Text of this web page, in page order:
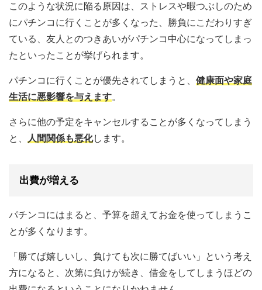
このような状況に陥る原因は、ストレスや暇つぶしのため
にパチンコに行くことが多くなった、勝負にこだわりすぎ
ている、友人とのつきあいがパチンコ中心になってしまっ
たといったことが挙げられます。
パチンコに行くことが優先されてしまうと、 健康面や家庭
生活に悪影響を与えます。
さらに他の予定をキャンセルすることが多くなってしまう
と、
人間関係も悪化します。
出費が増える
パチンコにはまると、予算を超えてお金を使ってしまうこ
とが多くなります。
「勝てば嬉しいし、負けても次に勝てばいい」という考え
方になると、次第に負けが続き、借金をしてしまうほどの